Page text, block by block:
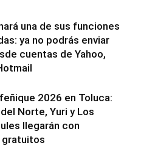
una de sus funciones
ya no podrás enviar
cuentas de Yahoo,
2026 en Toluca:
Norte, Yuri y Los
llegarán con